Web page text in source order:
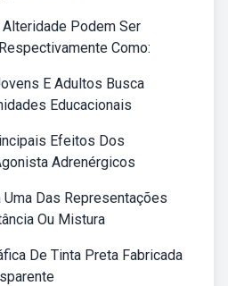
Podem Ser
Como:
E Adultos Busca
Educacionais
Efeitos Dos
Adrenérgicos
Das Representações
Ou Mistura
De Tinta Preta Fabricada